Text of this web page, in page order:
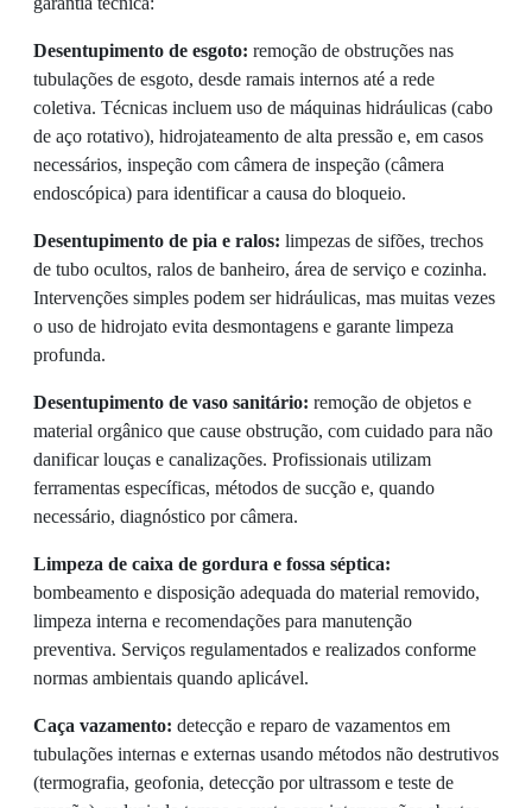
Desentupimento de esgoto: remoção de obstruções nas
tubulações de esgoto, desde ramais internos até a rede
coletiva. Técnicas incluem uso de máquinas hidráulicas (cabo
de aço rotativo), hidrojateamento de alta pressão e, em casos
necessários, inspeção com câmera de inspeção (câmera
endoscópica) para identificar a causa do bloqueio.
Desentupimento de pia e ralos: limpezas de sifões, trechos
de tubo ocultos, ralos de banheiro, área de serviço e cozinha.
Intervenções simples podem ser hidráulicas, mas muitas vezes
o uso de hidrojato evita desmontagens e garante limpeza
profunda.
Desentupimento de vaso sanitário: remoção de objetos e
material orgânico que cause obstrução, com cuidado para não
danificar louças e canalizações. Profissionais utilizam
ferramentas específicas, métodos de sucção e, quando
necessário, diagnóstico por câmera.
Limpeza de caixa de gordura e fossa séptica:
bombeamento e disposição adequada do material removido,
limpeza interna e recomendações para manutenção
preventiva. Serviços regulamentados e realizados conforme
normas ambientais quando aplicável.
Caça vazamento: detecção e reparo de vazamentos em
tubulações internas e externas usando métodos não destrutivos
(termografia, geofonia, detecção por ultrassom e teste de